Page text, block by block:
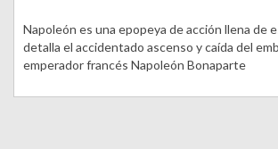
Napoleón es una epopeya de acción llena de
detalla el accidentado ascenso y caída del
emperador francés Napoleón Bonaparte